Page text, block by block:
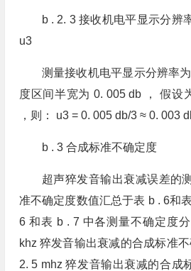
b . 2. 3 接收机电平显示分辨
u3
测量接收机电平显示分辨率
度区间半宽为 0. 005 db ， 假设
，则： u3 = 0. 005 db/3 ≈ 0. 003
b . 3 合成标准不确定度
超声猝发音输出衰减误差的
准不确定度数值汇总于表 b . 6和
6 和表 b . 7 中各测量不确定度
khz 猝发音输出衰减的合成标准
2. 5 mhz 猝发音输出衰减的合成